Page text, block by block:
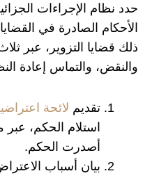
حدد نظام الإجراءات
الأحكام الصادرة في
ذلك قضايا التزوير، عبر
والنقض، والتماس إعادة
تقديم لائحة
استلام الحكم،
أصدرت الحكم.
بيان أسباب